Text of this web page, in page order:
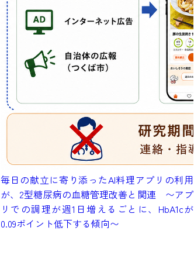
毎日の献立に寄り添ったAI料理アプリの利用
が、2型糖尿病の血糖管理改善と関連 〜アプ
リでの調理が週1日増えるごとに、HbA1cが
0.09ポイント低下する傾向〜